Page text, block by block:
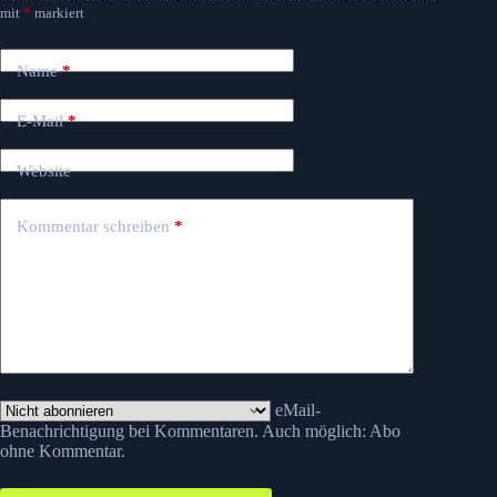
mit * markiert
Name*
E-Mail*
Website
Kommentar schreiben *
eMail-
Benachrichtigung bei Kommentaren. Auch möglich: Abo
ohne Kommentar.